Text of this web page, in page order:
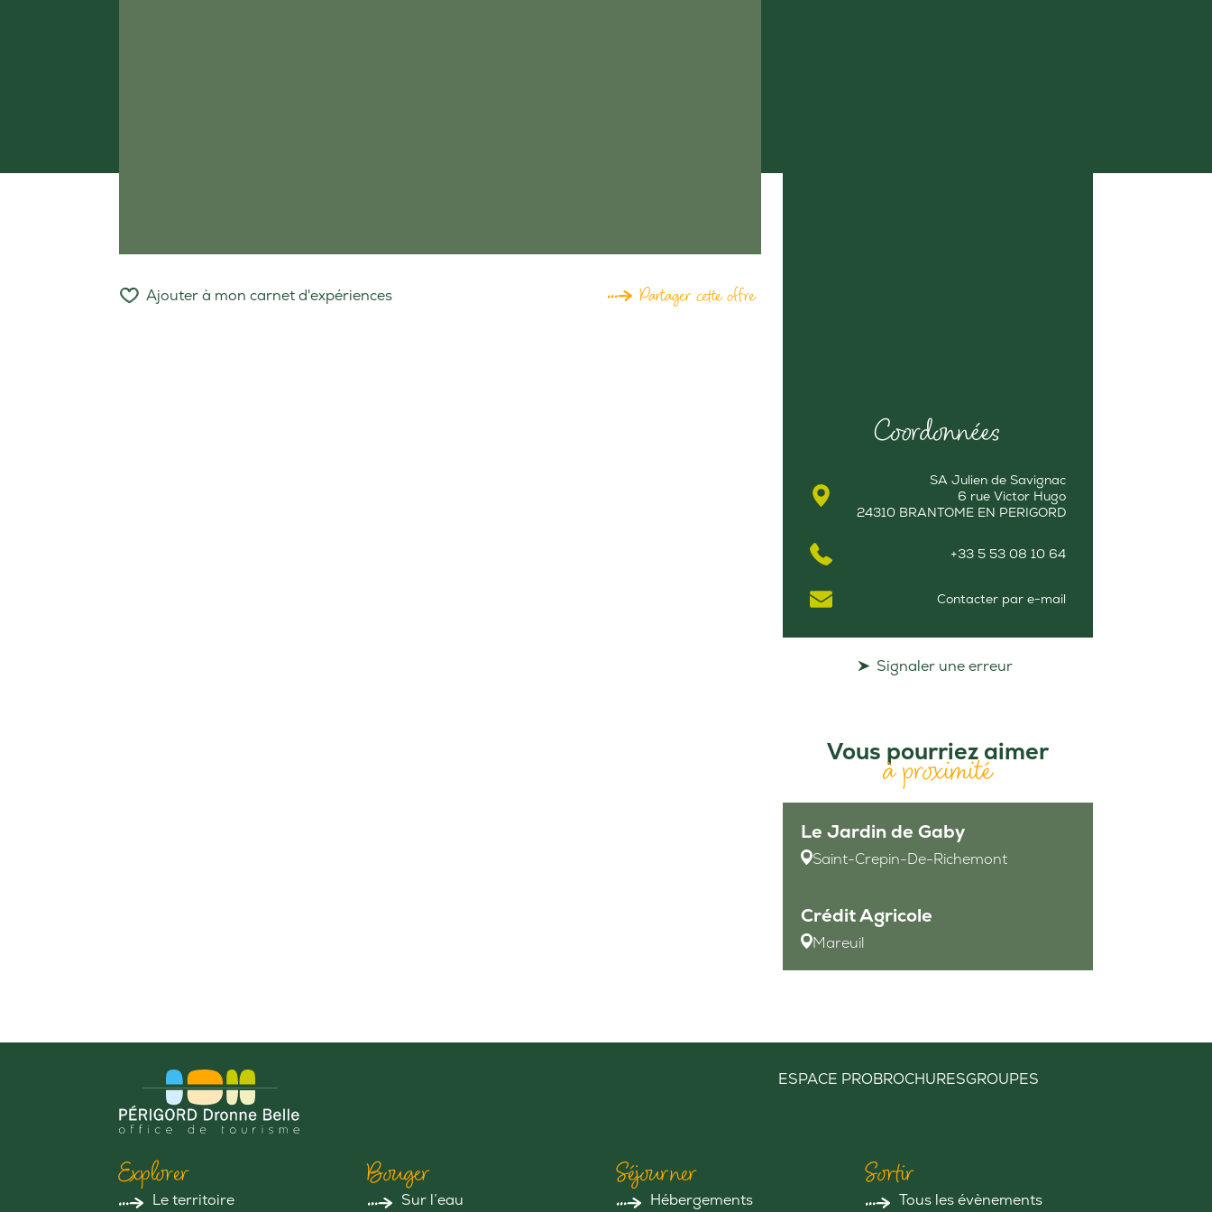
Ajouter à mon carnet d'expériences Partager cette offre
Coordonnées
SA Julien de Savignac
6 rue Victor Hugo
24310 BRANTOME EN PERIGORD
+33 5 53 08 10 64
Contacter par e-mail
Signaler une erreur
Vous pourriez aimer
à proximité
Le Jardin de Gaby
Saint-Crepin-De-Richemont
Crédit Agricole
Mareuil
ESPACE PROBROCHURESGROUPES
Explorer
Le territoire
Bouger
Sur l’eau
Séjourner
Hébergements
Sortir
Tous les évènements